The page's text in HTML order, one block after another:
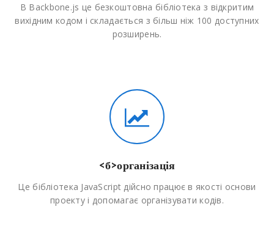
В Backbone.js це безкоштовна бібліотека з відкритим
вихідним кодом і складається з більш ніж 100 доступних
розширень.
<б>організація
Це бібліотека JavaScript дійсно працює в якості основи
проекту і допомагає організувати кодів.